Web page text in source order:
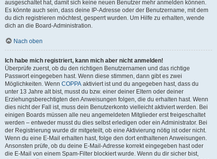
ausgeschaltet hat, damit sich keine neuen Benutzer mehr anmelden können.
Es könnte auch sein, dass deine IP-Adresse oder der Benutzername, mit dem
du dich registrieren möchtest, gesperrt wurden. Um Hilfe zu erhalten, wende
dich an die Board-Administration.
Nach oben
Ich habe mich registriert, kann mich aber nicht anmelden!
Überprüfe zuerst, ob du den richtigen Benutzernamen und das richtige
Passwort eingegeben hast. Wenn diese stimmen, dann gibt es zwei
Möglichkeiten. Wenn COPPA aktiviert ist und du angegeben hast, dass du
unter 13 Jahre alt bist, musst du bzw. einer deiner Eltern oder deiner
Erziehungsberechtigten den Anweisungen folgen, die du erhalten hast. Wenn
dies nicht der Fall ist, muss dein Benutzerkonto vielleicht aktiviert werden. Bei
einigen Boards müssen alle neu angemeldeten Mitglieder erst freigeschaltet
werden – entweder musst du dies selbst erledigen oder ein Administrator. Bei
der Registrierung wurde dir mitgeteilt, ob eine Aktivierung nötig ist oder nicht.
Wenn du eine E-Mail erhalten hast, folge den dort enthaltenen Anweisungen.
Ansonsten prüfe, ob du deine E-Mail-Adresse korrekt eingegeben hast oder
die E-Mail von einem Spam-Filter blockiert wurde. Wenn du dir sicher bist,